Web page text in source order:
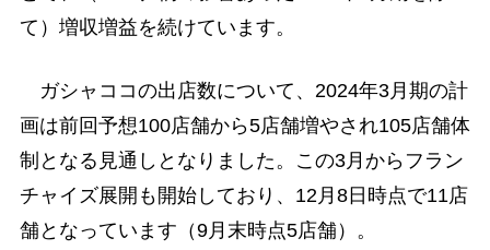
て）増収増益を続けています。
ガシャココの出店数について、2024年3月期の計
画は前回予想100店舗から5店舗増やされ105店舗体
制となる見通しとなりました。この3月からフラン
チャイズ展開も開始しており、12月8日時点で11店
舗となっています（9月末時点5店舗）。